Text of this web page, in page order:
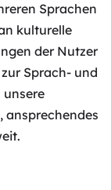
Sprachen
kulturelle
der Nutzer
Sprach- und
ansprechendes